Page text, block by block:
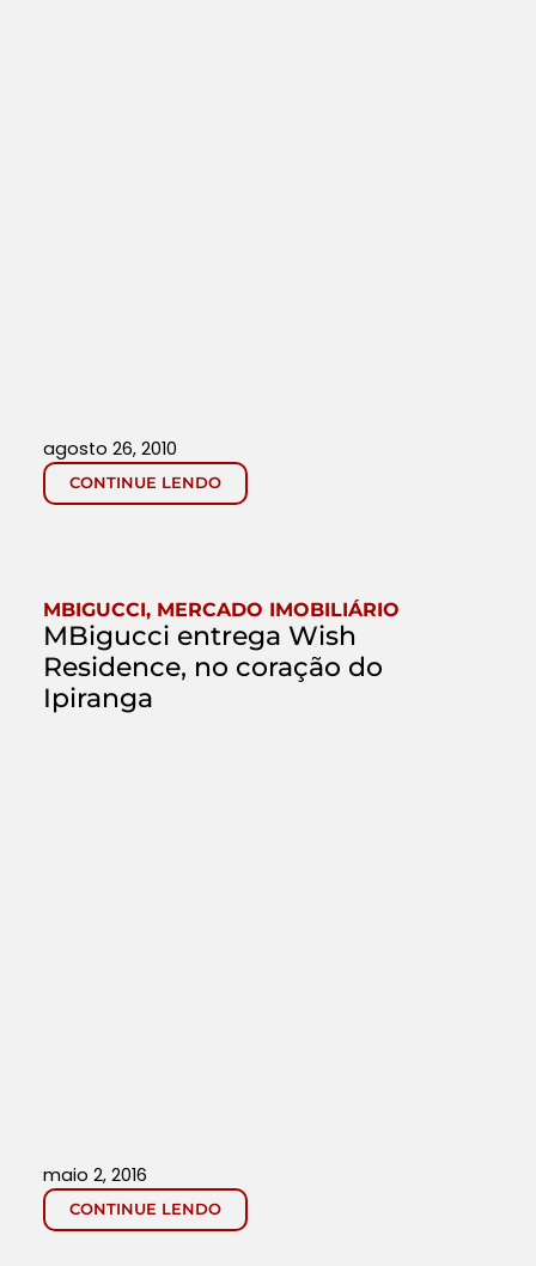
CONTINUE LENDO
agosto 26, 2010
MBIGUCCI, MERCADO IMOBILIÁRIO
MBigucci entrega Wish
Residence, no coração do
Ipiranga
CONTINUE LENDO
maio 2, 2016